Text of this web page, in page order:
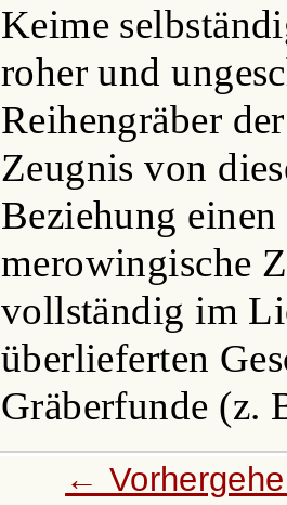
Keime
roher und
Reihengräber
Zeugnis von
Beziehung
merowingische
vollständig im
überlieferten
Gräberfunde (z.
←